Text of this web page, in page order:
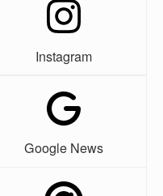
Instagram
Google News